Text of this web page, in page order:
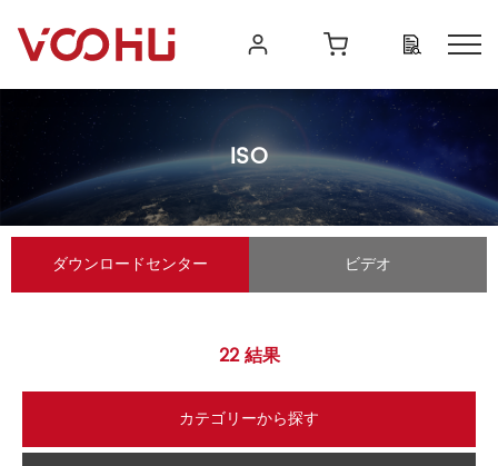
ISO
ダウンロードセンター ビデオ
22 結果
カテゴリーから探す